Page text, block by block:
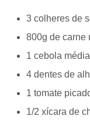
3 colheres de
800g de carne
1 cebola
4 dentes de
1 tomate
1/2 xícara de